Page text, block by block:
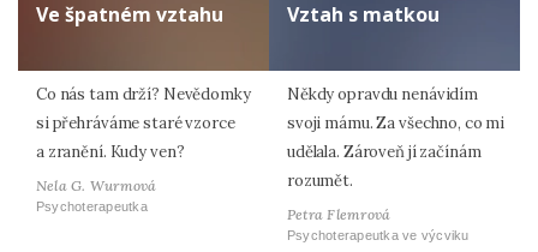
Ve špatném vztahu
Co nás tam drží? Nevědomky
si přehráváme staré vzorce
a zranění. Kudy ven?
Nela G. Wurmová
Psychoterapeutka
Vztah s matkou
Někdy opravdu nenávidím
svoji mámu. Za všechno, co mi
udělala. Zároveň jí začínám
rozumět.
Petra Flemrová
Psychoterapeutka ve výcviku